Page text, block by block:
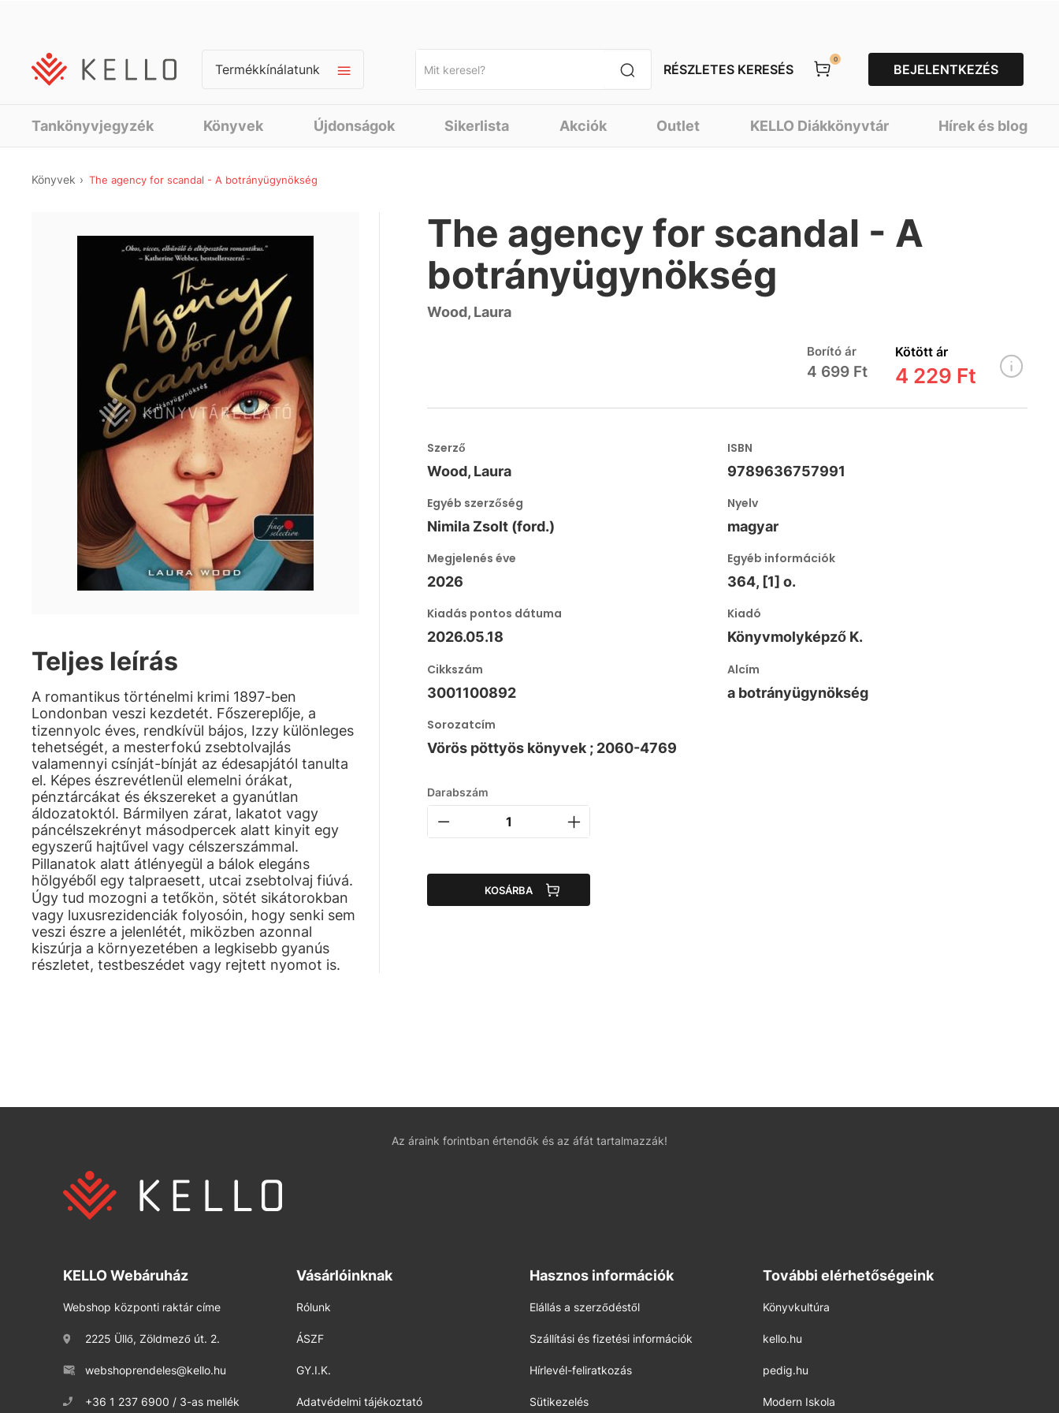
Termékkínálatunk RÉSZLETES KERESÉS
0
BEJELENTKEZÉS
Tankönyvjegyzék Könyvek Újdonságok Sikerlista Akciók Outlet KELLO Diákkönyvtár Hírek és blog
Könyvek The agency for scandal - A botrányügynökség
Teljes leírás
A romantikus történelmi krimi 1897-ben
Londonban veszi kezdetét. Főszereplője, a
tizennyolc éves, rendkívül bájos, Izzy különleges
tehetségét, a mesterfokú zsebtolvajlás
valamennyi csínját-bínját az édesapjától tanulta
el. Képes észrevétlenül elemelni órákat,
pénztárcákat és ékszereket a gyanútlan
áldozatoktól. Bármilyen zárat, lakatot vagy
páncélszekrényt másodpercek alatt kinyit egy
egyszerű hajtűvel vagy célszerszámmal.
Pillanatok alatt átlényegül a bálok elegáns
hölgyéből egy talpraesett, utcai zsebtolvaj fiúvá.
Úgy tud mozogni a tetőkön, sötét sikátorokban
vagy luxusrezidenciák folyosóin, hogy senki sem
veszi észre a jelenlétét, miközben azonnal
kiszúrja a környezetében a legkisebb gyanús
részletet, testbeszédet vagy rejtett nyomot is.
The agency for scandal - A
botrányügynökség
Wood, Laura
Borító ár
4 699 Ft
Kötött ár
4 229 Ft
Szerző
Wood, Laura
ISBN
9789636757991
Egyéb szerzőség
Nimila Zsolt (ford.)
Nyelv
magyar
Megjelenés éve
2026
Egyéb információk
364, [1] o.
Kiadás pontos dátuma
2026.05.18
Kiadó
Könyvmolyképző K.
Cikkszám
3001100892
Alcím
a botrányügynökség
Sorozatcím
Vörös pöttyös könyvek ; 2060-4769
Darabszám
KOSÁRBA
Az áraink forintban értendők és az áfát tartalmazzák!
KELLO Webáruház
Webshop központi raktár címe
2225 Üllő, Zöldmező út. 2.
webshoprendeles@kello.hu
+36 1 237 6900 / 3-as mellék
Vásárlóinknak
Rólunk
ÁSZF
GY.I.K.
Adatvédelmi tájékoztató
Hasznos információk
Elállás a szerződéstől
Szállítási és fizetési információk
Hírlevél-feliratkozás
Sütikezelés
További elérhetőségeink
Könyvkultúra
kello.hu
pedig.hu
Modern Iskola